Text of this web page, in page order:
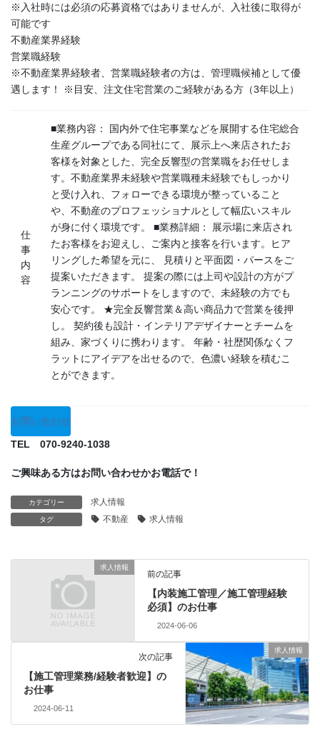
※入社時には必須の応募資格ではありませんが、入社後に取得が
可能です
不動産業界経験
営業職経験
※不動産業界経験者、営業職経験者の方は、管理職候補として優
遇します！ ※目安、注文住宅営業のご経験がある方（3年以上）
仕
事
内
容
■業務内容： 国内外で住宅事業などを展開する住宅総合
生産グループである同社にて、展示上へ来店されたお
客様を対象とした、完全反響型の営業職をお任せしま
す。不動産業界未経験や営業職種未経験でもしっかり
と受け入れ、フォローできる環境が整っていること
や、不動産のプロフェッショナルとして幅広いスキル
が身に付く環境です。 ■業務詳細： 展示場に来店され
たお客様をお迎えし、ご案内と接客を行います。ヒア
リングした希望を元に、 見積りと平面図・パースをご
提案いただきます。 提案の際には上司や設計の方がプ
ランニングのサポートをしますので、未経験の方でも
安心です。 ★完全反響営業＆高い商品力で営業を後押
し。 契約後も設計・インテリアデザイナーとチームを
組み、家づくりに携わります。 年齢・社歴関係なくフ
ラットにアイデアを出せるので、色濃い経験を積むこ
とができます。
お問い合わせ
TEL 070-9240-1038
ご興味ある方はお問い合わせかお電話で！
カテゴリー 求人情報
タグ 不動産 求人情報
求人情報
前の記事
【内装施工管理／施工管理経験
必須】のお仕事
2024-06-06
求人情報
次の記事
【施工管理業務/経験者歓迎】の
お仕事
2024-06-11